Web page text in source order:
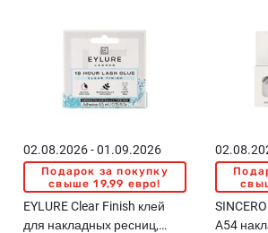
02.08.2026 - 01.09.2026
Подарок за покупку
свыше 19,99 евро!
EYLURE Clear Finish клей
для накладных ресниц,
A54